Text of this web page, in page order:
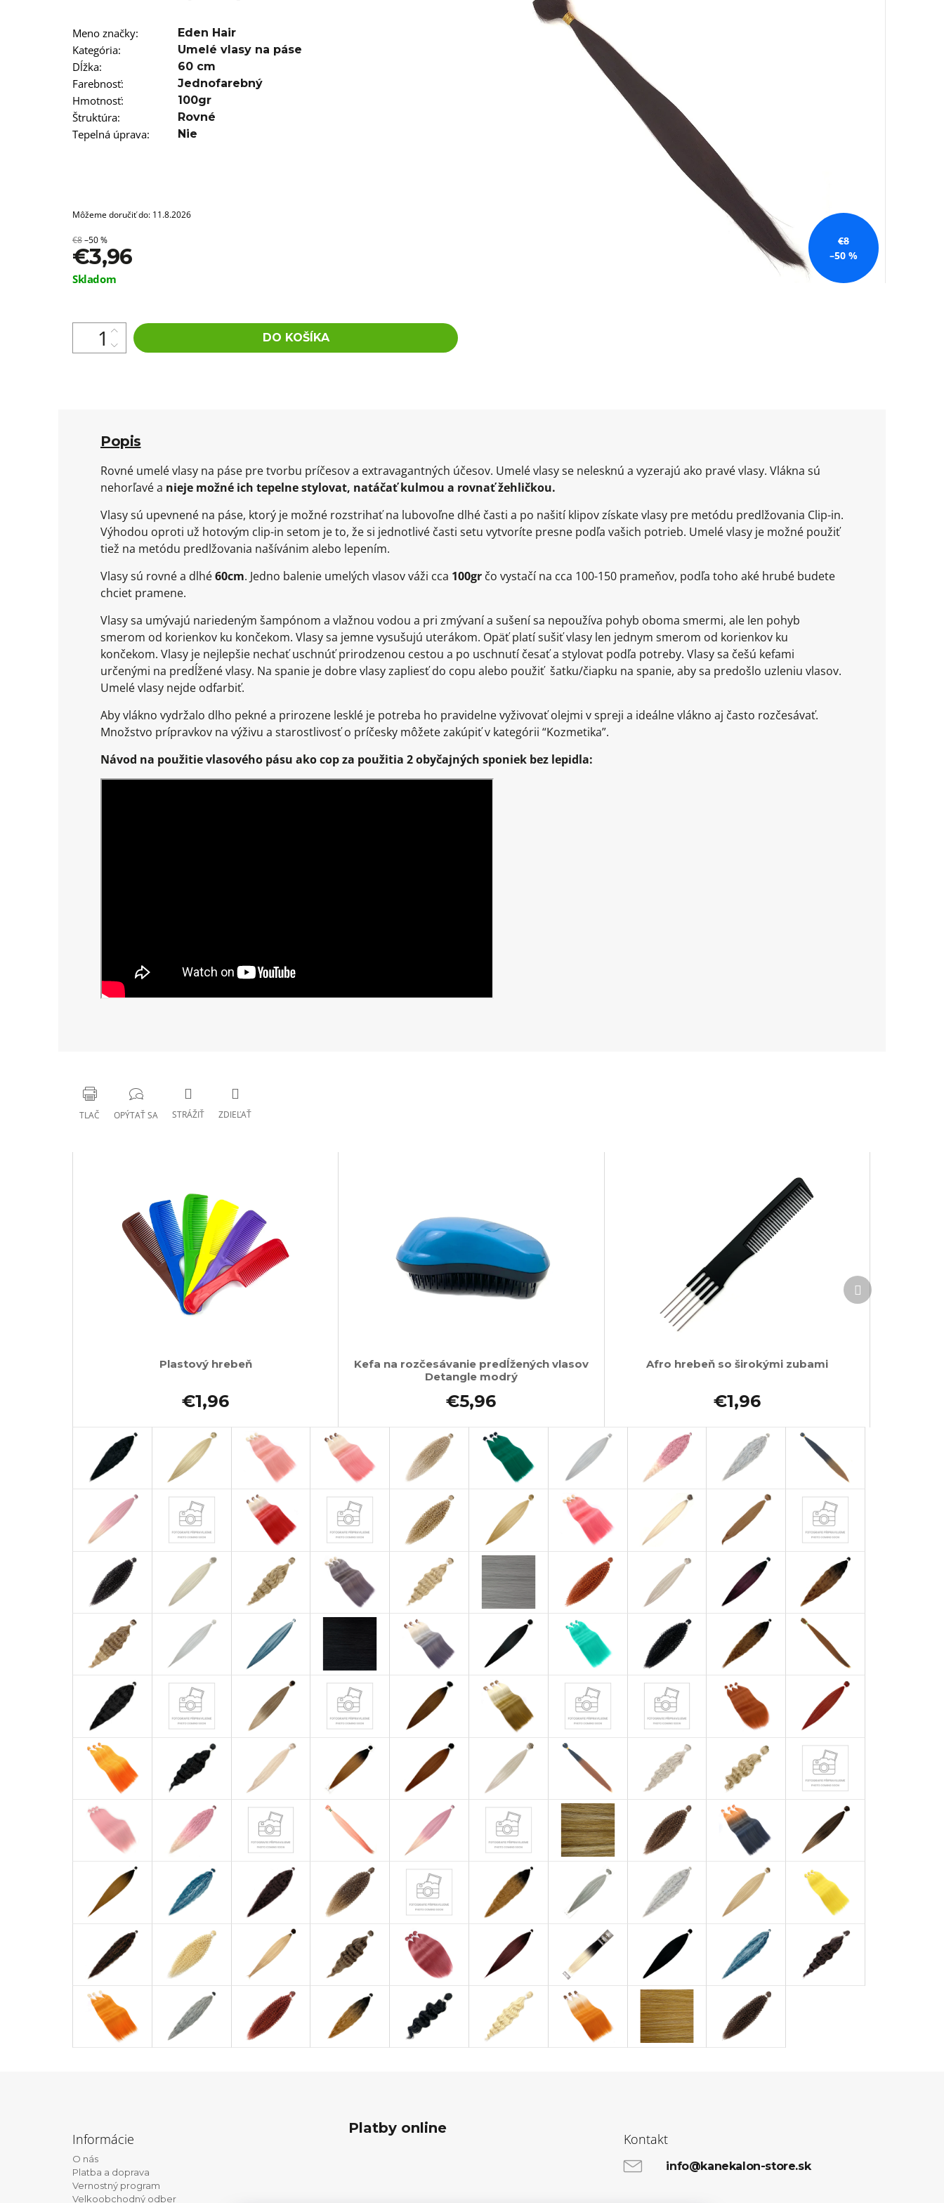
€8
–50 %
Meno značky: Eden Hair
Kategória: Umelé vlasy na páse
Dĺžka: 60 cm
Farebnosť: Jednofarebný
Hmotnosť: 100gr
Štruktúra: Rovné
Tepelná úprava: Nie
Môžeme doručiť do: 11.8.2026
€8–50 %
€3,96
Jednotková
Skladom
DO KOŠÍKA
Popis
Rovné umelé vlasy na páse pre tvorbu príčesov a extravagantných účesov. Umelé vlasy se nelesknú a vyzerajú ako pravé vlasy. Vlákna sú
nehorľavé a nieje možné ich tepelne stylovat, natáčať kulmou a rovnať žehličkou.
Vlasy sú upevnené na páse, ktorý je možné rozstrihať na lubovoľne dlhé časti a po našití klipov získate vlasy pre metódu predlžovania Clip-in.
Výhodou oproti už hotovým clip-in setom je to, že si jednotlivé časti setu vytvoríte presne podľa vašich potrieb. Umelé vlasy je možné použiť
tiež na metódu predlžovania našívánim alebo lepením.
Vlasy sú rovné a dlhé60cm. Jedno balenie umelých vlasov váži cca 100gr čo vystačí na cca 100-150 prameňov, podľa toho aké hrubé budete
chciet pramene.
Vlasy sa umývajú nariedeným šampónom a vlažnou vodou a pri zmývaní a sušení sa nepoužíva pohyb oboma smermi, ale len pohyb
smerom od korienkov ku končekom. Vlasy sa jemne vysušujú uterákom. Opäť platí sušiť vlasy len jednym smerom od korienkov ku
končekom. Vlasy je nejlepšie nechať uschnúť prirodzenou cestou a po uschnutí česať a stylovat podľa potreby. Vlasy sa češú kefami
určenými na predĺžené vlasy. Na spanie je dobre vlasy zapliesť do copu alebo použiť šatku/čiapku na spanie, aby sa predošlo uzleniu vlasov.
Umelé vlasy nejde odfarbiť.
Aby vlákno vydržalo dlho pekné a prirozene lesklé je potreba ho pravidelne vyživovať olejmi v spreji a ideálne vlákno aj často rozčesávať.
Množstvo prípravkov na výživu a starostlivosť o príčesky môžete zakúpiť v kategórii “Kozmetika”.
Návod na použitie vlasového pásu ako cop za použitia 2 obyčajných sponiek bez lepidla:
TLAČ OPÝTAŤ SA STRÁŽIŤ ZDIEĽAŤ
Plastový hrebeň
€1,96
Kefa na rozčesávanie predĺžených vlasov
Detangle modrý
€5,96
Afro hrebeň so širokými zubami
€1,96
Ďalší
produkt
€0,60
Informácie
O nás
Platba a doprava
Vernostný program
Velkoobchodný odber
Platby online
Kontakt
info@kanekalon-store.sk